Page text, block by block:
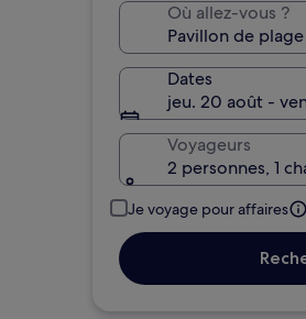
Où allez-vous ?
Dates
jeu. 20 août -
Voyageurs
2 personnes, 1
Je voyage pour affaires